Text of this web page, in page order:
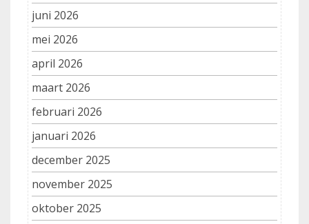
juni 2026
mei 2026
april 2026
maart 2026
februari 2026
januari 2026
december 2025
november 2025
oktober 2025